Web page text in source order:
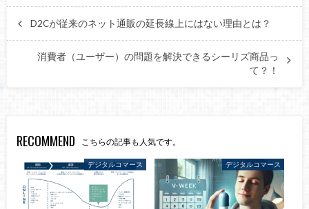
D2Cが従来のネット通販の延長線上にはない理由とは？
消費者（ユーザー）の問題を解決できるシーリズ商品っ
て？！
RECOMMEND こちらの記事も人気です。
デジタルコマース デジタルコマース